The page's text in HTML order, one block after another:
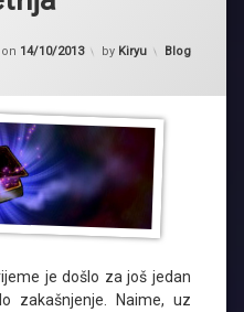
14/10/2013 by Kiryu Kategorije:
Blog
je došlo za još jedan
zakašnjenje. Naime, uz